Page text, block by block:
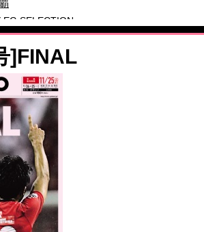
EG SELECTION
ラストワン
へ出国
SELECTION
へ 大逆転か連破か
、黄金のシャーレ
]FINAL